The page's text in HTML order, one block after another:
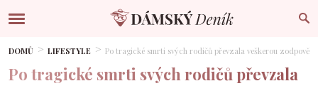
DOMŮ LIFESTYLE Po tragické smrti svých rodičů převzala veškerou
Po tragické smrti svých rodičů převzala